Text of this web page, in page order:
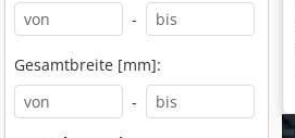
-
Gesamtbreite [mm]:
-